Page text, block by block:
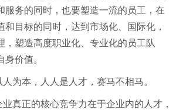
服务的同时，也要塑造一流的员工，在
和目标的同时，达到市场化、国际化，
，塑造高度职业化、专业化的员工队
价值。
人为本，人人是人才，赛马不相马。
真正的核心竞争力在于企业内的人才，